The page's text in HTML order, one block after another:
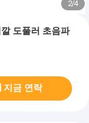
2/4
도풀러 초음파
지금 연락